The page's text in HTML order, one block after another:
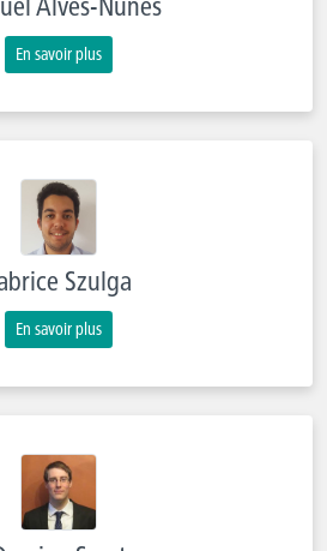
En savoir plus
Szulga
En savoir plus